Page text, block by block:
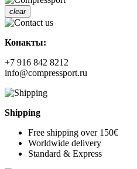
clear
Конакты:
+7 916 842 8212
info@compressport.ru
Shipping
Free shipping over 150€
Worldwide delivery
Standard & Express